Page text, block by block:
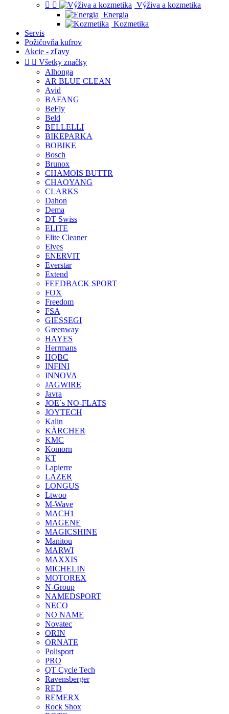
 
Výživa a kozmetika
Energia
Kozmetika
Servis
Požičovňa kufrov
Akcie - zľavy
  Všetky značky
Alhonga
AR BLUE CLEAN
Avid
BAFANG
BeFly
Beld
BELLELLI
BIKEPARKA
BOBIKE
Bosch
Brunox
CHAMOIS BUTTR
CHAOYANG
CLARKS
Dahon
Dema
DT Swiss
ELITE
Elite Cleaner
Elves
ENERVIT
Everstar
Extend
FEEDBACK SPORT
FOX
Freedom
FSA
GIESSEGI
Greenway
HAYES
Herrmans
HQBC
INFINI
INNOVA
JAGWIRE
Javra
JOE´s NO-FLATS
JOYTECH
Kalin
KÄRCHER
KMC
Komorn
KT
Lapierre
LAZER
LONGUS
Ltwoo
M-Wave
MACH1
MAGENE
MAGICSHINE
Manitou
MARWI
MAXXIS
MICHELIN
MOTOREX
N-Group
NAMEDSPORT
NECO
NO NAME
Novatec
ORIN
ORNATE
Polisport
PRO
QT Cycle Tech
Ravensberger
RED
REMERX
Rock Shox